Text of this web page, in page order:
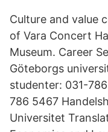
Culture and value
of Vara Concert
Museum. Career
Göteborgs
studenter: 031-
786 5467
Universitet